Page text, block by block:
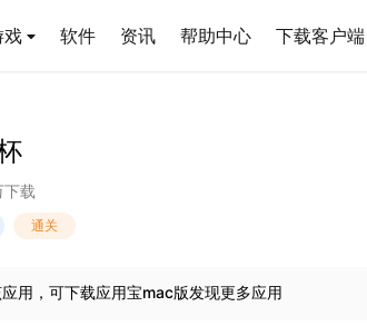
戏 软件 资讯 帮助中心 下载客户端
下载
通关
用，可下载应用宝mac版发现更多应用